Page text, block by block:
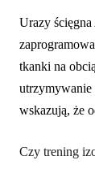
Urazy
tkanki na
utrzymywanie
wskazują, że
Czy trening